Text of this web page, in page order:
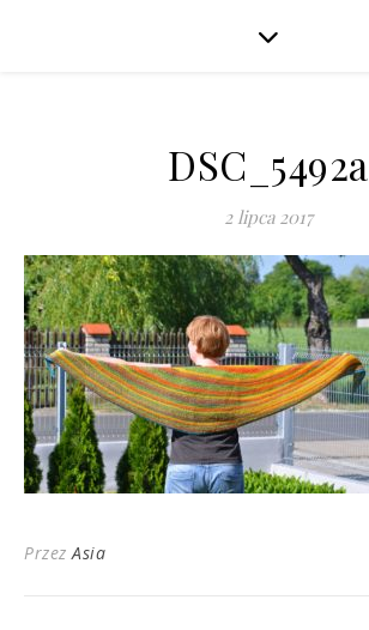
DSC_5492a
2 lipca 2017
PrzezAsia